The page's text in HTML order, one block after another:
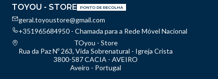
TOYOU - STORE PONTO DE RECOLHA
geral.toyoustore@gmail.com
+351965684950 - Chamada para a Rede Móvel Nacional
TOyou - Store
Rua da Paz Nº 263, Vida Sobrenatural - Igreja Crista
3800-587 CACIA - AVEIRO
Aveiro - Portugal